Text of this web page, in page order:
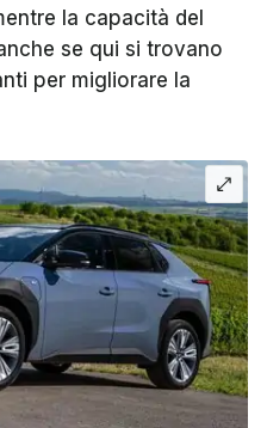
la capacità del
se qui si trovano
per migliorare la